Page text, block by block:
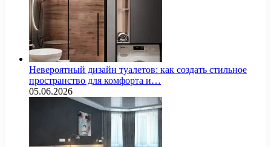
Невероятный дизайн туалетов: как создать стильное
пространство для комфорта и…
05.06.2026